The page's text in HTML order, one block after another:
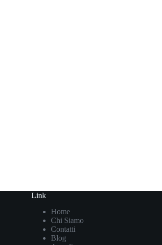
Link
Home
Chi Siamo
Contatti
Blog